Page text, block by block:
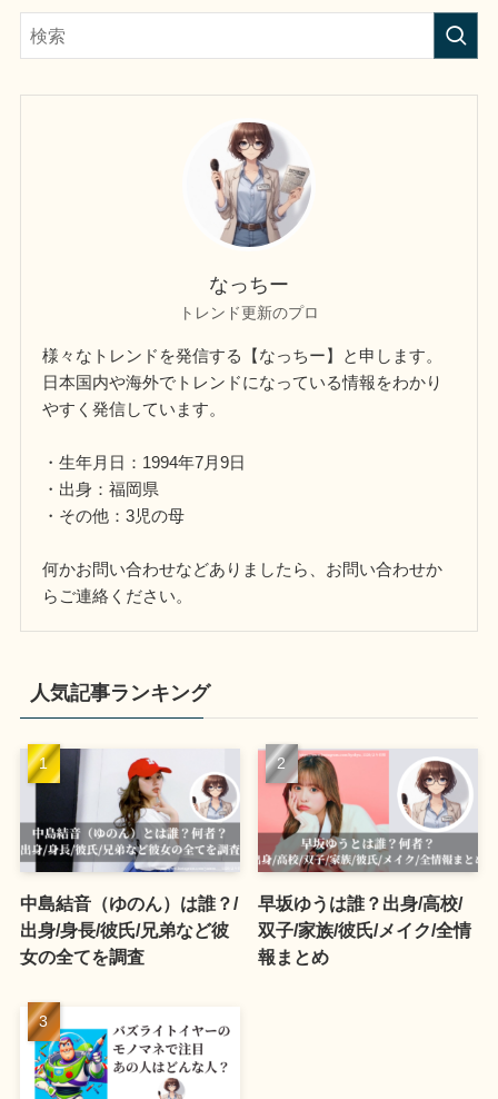
なっちー
トレンド更新のプロ
様々なトレンドを発信する【なっちー】と申します。
日本国内や海外でトレンドになっている情報をわかり
やすく発信しています。
・生年月日：1994年7月9日
・出身：福岡県
・その他：3児の母
何かお問い合わせなどありましたら、お問い合わせか
らご連絡ください。
人気記事ランキング
中島結音（ゆのん）は誰？/
出身/身長/彼氏/兄弟など彼
女の全てを調査
早坂ゆうは誰？出身/高校/
双子/家族/彼氏/メイク/全情
報まとめ